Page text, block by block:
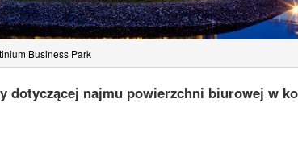
Business Park
dotyczącej najmu powierzchni biurowej w